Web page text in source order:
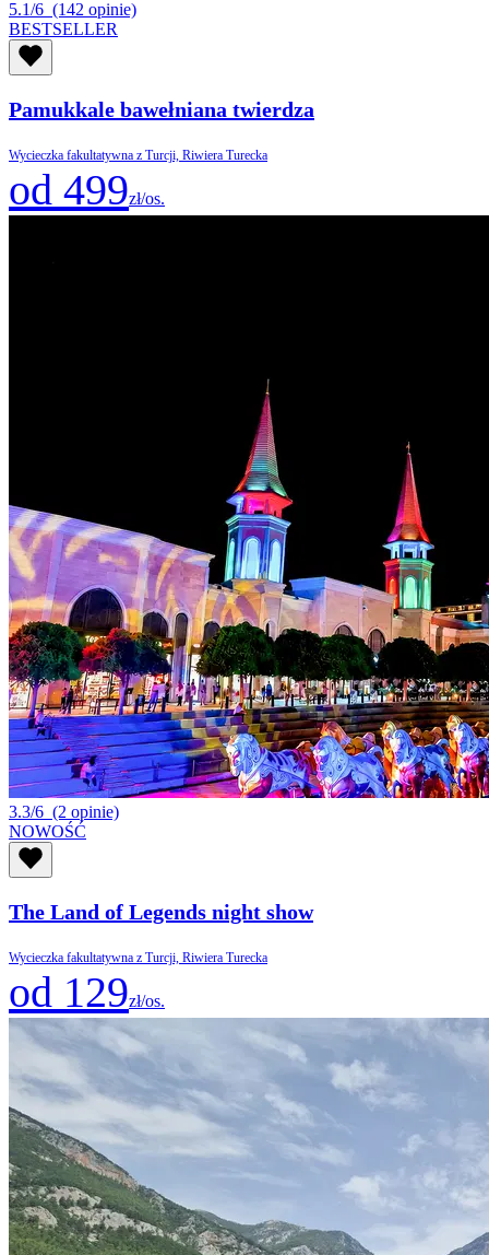
5.1/6 (142 opinie)
BESTSELLER
Pamukkale bawełniana twierdza
Wycieczka fakultatywna z Turcji, Riwiera Turecka
od 499zł/os.
3.3/6 (2 opinie)
NOWOŚĆ
The Land of Legends night show
Wycieczka fakultatywna z Turcji, Riwiera Turecka
od 129zł/os.